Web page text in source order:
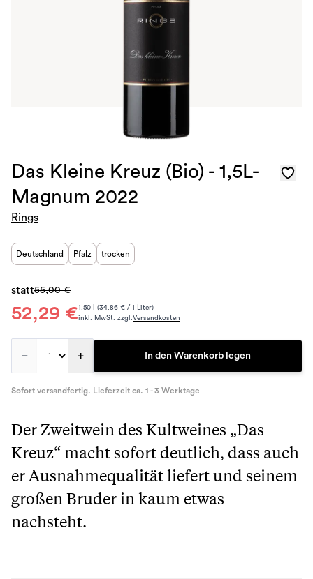
Das Kleine Kreuz (Bio) - 1,5L-
Magnum 2022
Rings
Deutschland Pfalz trocken
52,29 €
statt55,00 €
1.50 l (34.86 € / 1 Liter)
inkl. MwSt. zzgl.Versandkosten
– + In den Warenkorb legen
Sofort versandfertig. Lieferzeit ca. 1 - 3 Werktage
Der Zweitwein des Kultweines „Das
Kreuz“ macht sofort deutlich, dass auch
er Ausnahmequalität liefert und seinem
großen Bruder in kaum etwas
nachsteht.